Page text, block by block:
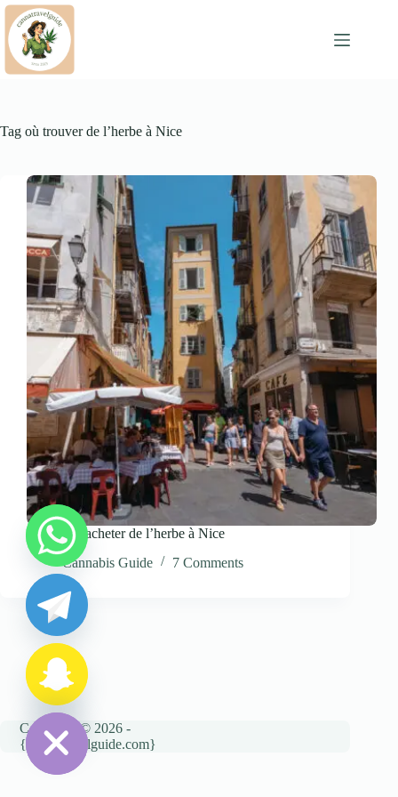
Skip
content
Tag où trouver de l’herbe à Nice
où puis-je acheter de l’herbe à Nice
Cannabis Guide
7 Comments
Copyright © 2026 -
{cannatravelguide.com}
H
i
c
h
a
t
y